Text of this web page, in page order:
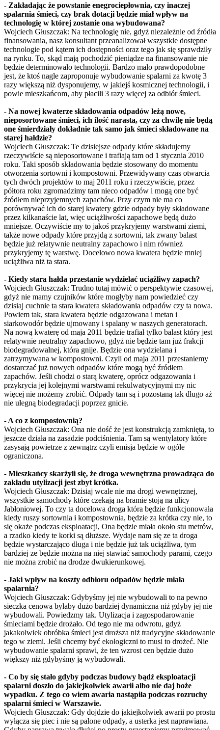
- Zakładając że powstanie enegrociepłownia, czy inaczej
spalarnia śmieci, czy brak dotacji będzie miał wpływ na
technologię w której zostanie ona wybudowana?
Wojciech Głuszczak: Na technologię nie, gdyż niezależnie od źródła
finansowania, nasz konsultant przeanalizował wszystkie dostępne
technologie pod kątem ich dostępności oraz tego jak się sprawdziły
na rynku. To, skąd mają pochodzić pieniądze na finansowanie nie
będzie determinowało technologii. Bardzo mało prawdopodobne
jest, że ktoś nagle zaproponuje wybudowanie spalarni za kwotę 3
razy większą niż dysponujemy, w jakiejś kosmicznej technologii, i
powie mieszkańcom, aby płacili 3 razy więcej za odbiór śmieci.
- Na nowej kwaterze składowania odpadów leżą nowe,
nieposortowane śmieci, ich ilość narasta, czy za chwilę nie będą
one śmierdziały dokładnie tak samo jak śmieci składowane na
starej hałdzie?
Wojciech Głuszczak: Te dzisiejsze odpady które składujemy
rzeczywiście są nieposortowane i trafiają tam od 1 stycznia 2010
roku. Taki sposób składowania będzie stosowany do momentu
otworzenia sortowni i kompostowni. Przewidywany czas otwarcia
tych dwóch projektów to maj 2011 roku i rzeczywiście, przez
półtora roku zgromadzimy tam nieco odpadów i mogą one być
źródłem nieprzyjemnych zapachów. Przy czym nie ma co
porównywać ich do starej kwatery gdzie odpady były składowane
przez kilkanaście lat, więc uciążliwości zapachowe będą dużo
mniejsze. Oczywiście my to jakoś przykryjemy warstwami ziemi,
także nowe odpady które przyjdą z sortowni, tak zwany balast
będzie już relatywnie neutralny zapachowo i nim również
przykryjemy tę warstwę. Docelowo nowa kwatera będzie mniej
uciążliwa niż ta stara.
- Kiedy stara hałda przestanie wydzielać uciążliwy zapach?
Wojciech Głuszczak: Trudno tutaj mówić o perspektywie czasowej,
gdyż nie mamy czujników które mogłyby nam powiedzieć czy
dzisiaj cuchnie ta stara kwatera składowania odpadów czy ta nowa.
Powiem tak, stara kwatera będzie odgazowana i metan i
siarkowodór będzie ujmowany i spalany w naszych generatorach.
Na nową kwaterę od maja 2011 będzie trafiał tylko balast który jest
relatywnie neutralny zapachowo, gdyż nie będzie tam już frakcji
biodegradowalnej, która gnije. Będzie ona wydzielana i
zatrzymywana w kompostowni. Czyli od maja 2011 przestaniemy
dostarczać już nowych odpadów które mogą być źródłem
zapachów. Jeśli chodzi o starą kwaterę, oprócz odgazowania i
przykrycia jej kolejnymi warstwami rekulwatycyjnymi my nic
więcej nie możemy zrobić. Odpady tam są i pozostaną tak długo aż
nie ulegną biodegradacji poprzez gnicie.
- A co z kompostownią?
Wojciech Głuszczak: Ona nie dość że jest konstrukcją zamkniętą, to
jeszcze działa na zasadzie podciśnienia. Tam są wentylatory które
zasysają powietrze z zewnątrz czyli emisja będzie w ogóle
ograniczona.
- Mieszkańcy skarżyli się, że droga wewnętrzna prowadząca do
zakładu utylizacji jest zbyt krótka.
Wojciech Głuszczak: Dzisiaj wcale nie ma drogi wewnętrznej,
wszystkie samochody które czekają na bramie stoją na ulicy
Jabłoniowej. To czy ta docelowa droga która będzie funkcjonowała
kiedy ruszy sortownia i kompostownia, będzie za krótka czy nie, to
się okaże podczas eksploatacji, Ona będzie miała około stu metrów,
a rzadko kiedy te korki są dłuższe. Wydaje nam się ze ta droga
będzie wystarczająco długa i nie będzie już tak uciążliwa, tym
bardziej ze będzie można na niej stawiać samochody parami, czego
nie można zrobić na drodze dwukierunkowej.
- Jaki wpływ na koszty odbioru odpadów będzie miała
spalarnia?
Wojciech Głuszczak: Gdybyśmy jej nie wybudowali to na pewno
sieczka cenowa byłaby dużo bardziej dynamiczna niż gdyby jej nie
wybudowali. Powiedzmy tak. Utylizacja i zagospodarowanie
śmieciami będzie drożało. Od tego nie ma odwrotu, gdyż
jakakolwiek obróbka śmieci jest droższa niż tradycyjne składowanie
tego w ziemi. Jeśli chcemy być ekologiczni to musi to drożeć. Nie
wybudowanie spalarni sprawi, że ten wzrost cen będzie dużo
większy niż gdybyśmy ją wybudowali.
- Co by się stało gdyby podczas budowy bądź eksploatacji
spalarni doszło do jakiejkolwiek awarii albo nie daj boże
wypadku. Z tego co wiem awaria nastąpiła podczas rozruchy
spalarni śmieci w Warszawie.
Wojciech Głuszczak: Gdy dojdzie do jakiejkolwiek awarii po prostu
wyłącza się piec i nie są palone odpady, a usterka jest naprawiana.